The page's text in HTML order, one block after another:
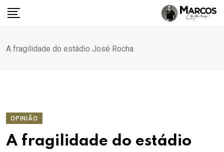
para
conteúdo
A fragilidade do estádio José Rocha
OPINIÃO
A fragilidade do estádio